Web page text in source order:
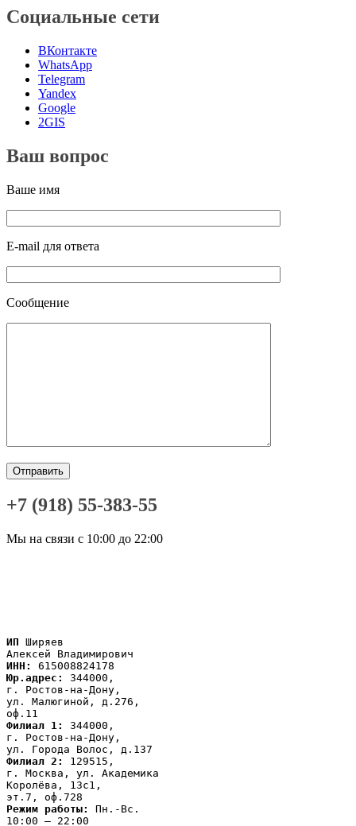
Социальные сети
ВКонтакте
WhatsApp
Telegram
Yandex
Google
2GIS
Ваш вопрос
Ваше имя
E-mail для ответа
Сообщение
+7 (918) 55-383-55
Мы на связи с 10:00 до 22:00
ИП Ширяев
ИНН:
Юр.адрес:
344000,
г. Ростов-на-Дону,
ул. Малюгиной, д.276,
Филиал 1:
344000,
г. Ростов-на-Дону,
Филиал 2:
129515,
г. Москва, ул. Академика
Королёва, 13с1,
Режим работы:
Пн.-Вс.